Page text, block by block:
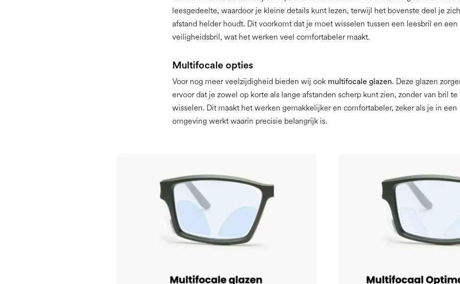
leesgedeelte, waardoor je kleine details kunt lezen, terwijl het bovenste deel je
afstand helder houdt. Dit voorkomt dat je moet wisselen tussen een leesbril en een
veiligheidsbril, wat het werken veel comfortabeler maakt.
Multifocale opties
Voor nog meer veelzijdigheid bieden wij ook multifocale glazen. Deze glazen
ervoor dat je zowel op korte als lange afstanden scherp kunt zien, zonder van bril te
wisselen. Dit maakt het werken gemakkelijker en comfortabeler, zeker als je in een
omgeving werkt waarin precisie belangrijk is.